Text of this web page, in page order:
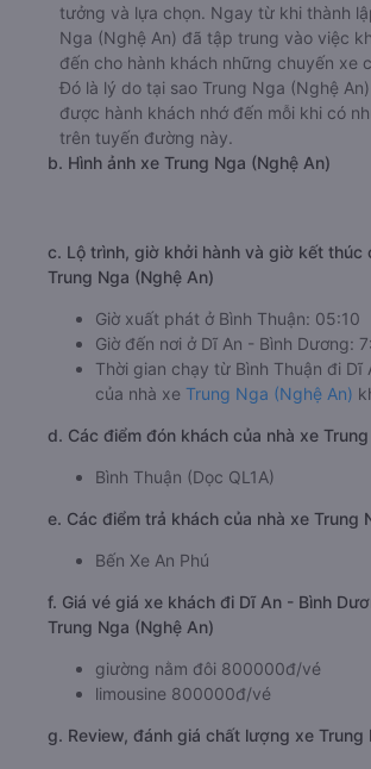
tưởng và lựa chọn. Ngay từ khi thành
Nga (Nghệ An) đã tập trung vào việc
đến cho hành khách những chuyến xe
Đó là lý do tại sao Trung Nga (Nghệ
được hành khách nhớ đến mỗi khi có
trên tuyến đường này.
b. Hình ảnh xe Trung Nga (Nghệ An)
c. Lộ trình, giờ khởi hành và giờ kết thúc
Trung Nga (Nghệ An)
Giờ xuất phát ở Bình Thuận: 05:10
Giờ đến nơi ở Dĩ An - Bình Dương:
Thời gian chạy từ Bình Thuận đi Dĩ
của nhà xe Trung Nga (Nghệ An)
d. Các điểm đón khách của nhà xe
Bình Thuận (Dọc QL1A)
e. Các điểm trả khách của nhà xe Trung
Bến Xe An Phú
f. Giá vé giá xe khách đi Dĩ An - Bình
Trung Nga (Nghệ An)
giường nằm đôi 800000đ/vé
limousine 800000đ/vé
g. Review, đánh giá chất lượng xe Trung